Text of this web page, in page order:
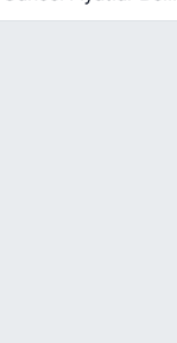
Oldu! Benzin,